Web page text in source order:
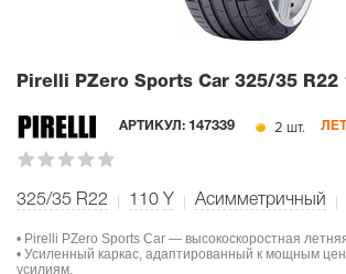
Pirelli PZero Sports Car 325/35 R22
АРТИКУЛ: 147339 2 шт.
325/35 R22 110 Y Асимметричный
• Pirelli PZero Sports Car — высокоскоростная
• Усиленный каркас, адаптированный к мощным
усилиям.